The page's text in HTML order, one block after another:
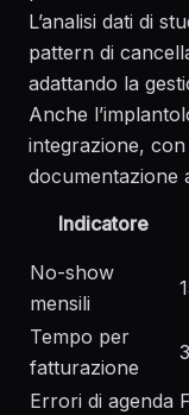
L’analisi dati di
pattern di
adattando la
Anche l’
integrazione,
documentazione
Indicatore
No-show
mensili
Tempo per
fatturazione
Errori di agenda